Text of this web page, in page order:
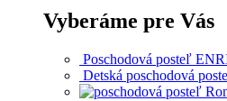
Vyberáme pre Vás
Poschodová posteľ
Detská poschodová